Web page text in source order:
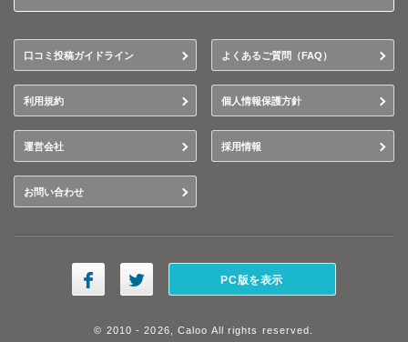
口コミ投稿ガイドライン よくあるご質問（FAQ）
利用規約 個人情報保護方針
運営会社 採用情報
お問い合わせ
PC版を表示
© 2010 - 2026, Caloo All rights reserved.